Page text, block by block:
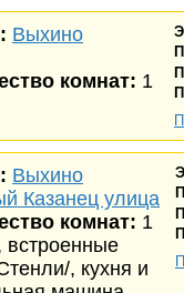
Выхино
комнат: 1
Выхино
Казанец улица
комнат: 1
встроенные
, кухня и